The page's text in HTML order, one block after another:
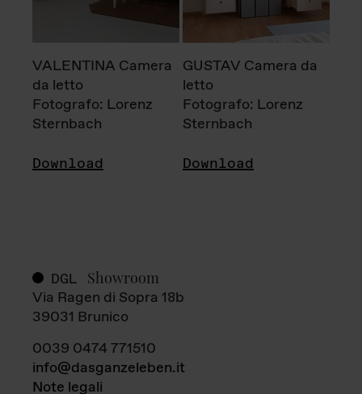
VALENTINA Camera
da letto
Fotografo: Lorenz
Sternbach
Download
GUSTAV Camera da
letto
Fotografo: Lorenz
Sternbach
Download
DGL Showroom
Via Ragen di Sopra 18b
39031 Brunico
0039 0474 771510
info@dasganzeleben.it
Note legali